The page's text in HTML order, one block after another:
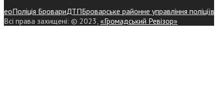
Поліція БровариДТПБроварське районне управління поліції
Всі права захищені: © 2023, «Громадський Ревізор»